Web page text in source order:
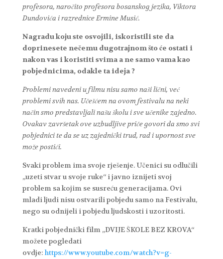
profesora, naročito profesora bosanskog jezika, Viktora
Dundovića i razrednice Ermine Musić.
Nagradu koju ste osvojili, iskoristili ste da
doprinesete nečemu dugotrajnom što će ostati i
nakon vas i koristiti svima a ne samo vama kao
pobjednicima, odakle ta ideja ?
Problemi navedeni u filmu nisu samo naši lični, već
problemi svih nas. Učešćem na ovom festivalu na neki
način smo predstavljali našu školu i sve učenike zajedno.
Ovakav završetak ove uzbudljive priče govori da smo svi
pobjednici te da se uz zajednički trud, rad i upornost sve
može postići.
Svaki problem ima svoje rješenje. Učenici su odlučili
„uzeti stvar u svoje ruke“ i javno iznijeti svoj
problem sa kojim se susreću generacijama. Ovi
mladi ljudi nisu ostvarili pobjedu samo na Festivalu,
nego su odnijeli i pobjedu ljudskosti i uzoritosti.
Kratki pobjednički film „DVIJE ŠKOLE BEZ KROVA“
možete pogledati
ovdje: https://www.youtube.com/watch?v=g-